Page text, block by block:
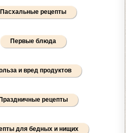
Пасхальные рецепты
Первые блюда
и вред продуктов
Праздничные рецепты
для бедных и нищих